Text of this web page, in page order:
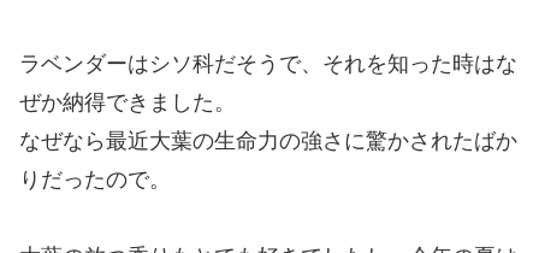
ラベンダーはシソ科だそうで、それを知った時はな
ぜか納得できました。
なぜなら最近大葉の生命力の強さに驚かされたばか
りだったので。